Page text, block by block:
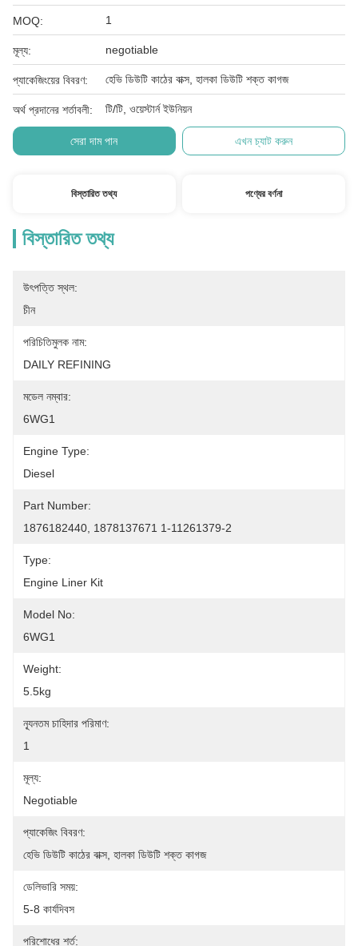
MOQ: 1
মূল্য: negotiable
প্যাকেজিংয়ের বিবরণ: হেভি ডিউটি ​​কাঠের বাক্স, হালকা ডিউটি ​​শক্ত কাগজ
অর্থ প্রদানের শর্তাবলী: টি/টি, ওয়েস্টার্ন ইউনিয়ন
সেরা দাম পান এখন চ্যাট করুন
বিস্তারিত তথ্য পণ্যের বর্ণনা
বিস্তারিত তথ্য
উৎপত্তি স্থল:
চীন
পরিচিতিমুলক নাম:
DAILY REFINING
মডেল নম্বার:
6WG1
Engine Type:
Diesel
Part Number:
1876182440, 1878137671 1-11261379-2
Type:
Engine Liner Kit
Model No:
6WG1
Weight:
5.5kg
ন্যূনতম চাহিদার পরিমাণ:
1
মূল্য:
Negotiable
প্যাকেজিং বিবরণ:
হেভি ডিউটি ​​কাঠের বাক্স, হালকা ডিউটি ​​শক্ত কাগজ
ডেলিভারি সময়:
5-8 কার্যদিবস
পরিশোধের শর্ত: